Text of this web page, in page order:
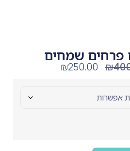
פרחים שמחים
₪
₪250.00